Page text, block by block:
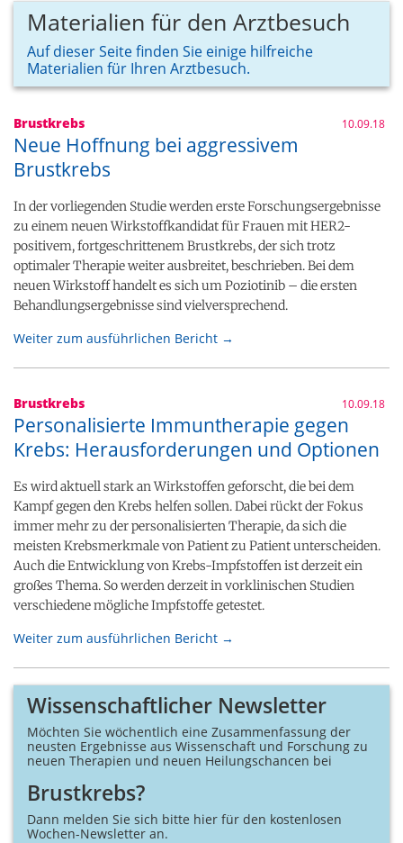
Materialien für den Arztbesuch
Auf dieser Seite finden Sie einige hilfreiche
Materialien für Ihren Arztbesuch.
Brustkrebs 10.09.18
Neue Hoffnung bei aggressivem
Brustkrebs
In der vorliegenden Studie werden erste Forschungsergebnisse
zu einem neuen Wirkstoffkandidat für Frauen mit HER2-
positivem, fortgeschrittenem Brustkrebs, der sich trotz
optimaler Therapie weiter ausbreitet, beschrieben. Bei dem
neuen Wirkstoff handelt es sich um Poziotinib – die ersten
Behandlungsergebnisse sind vielversprechend.
Weiter zum ausführlichen Bericht →
Brustkrebs 10.09.18
Personalisierte Immuntherapie gegen
Krebs: Herausforderungen und Optionen
Es wird aktuell stark an Wirkstoffen geforscht, die bei dem
Kampf gegen den Krebs helfen sollen. Dabei rückt der Fokus
immer mehr zu der personalisierten Therapie, da sich die
meisten Krebsmerkmale von Patient zu Patient unterscheiden.
Auch die Entwicklung von Krebs-Impfstoffen ist derzeit ein
großes Thema. So werden derzeit in vorklinischen Studien
verschiedene mögliche Impfstoffe getestet.
Weiter zum ausführlichen Bericht →
Wissenschaftlicher Newsletter
Möchten Sie wöchentlich eine Zusammen­fassung der
neusten Ergebnisse aus Wissenschaft und Forschung zu
neuen Therapien und neuen Heilungs­chancen bei
Brustkrebs?
Dann melden Sie sich bitte hier für den kostenlosen
Wochen-Newsletter an.